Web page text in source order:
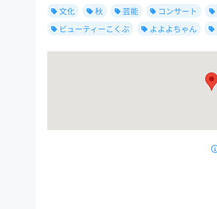
文化 秋 芸能 コンサート
ビューティーこくぶ
よよよちゃん